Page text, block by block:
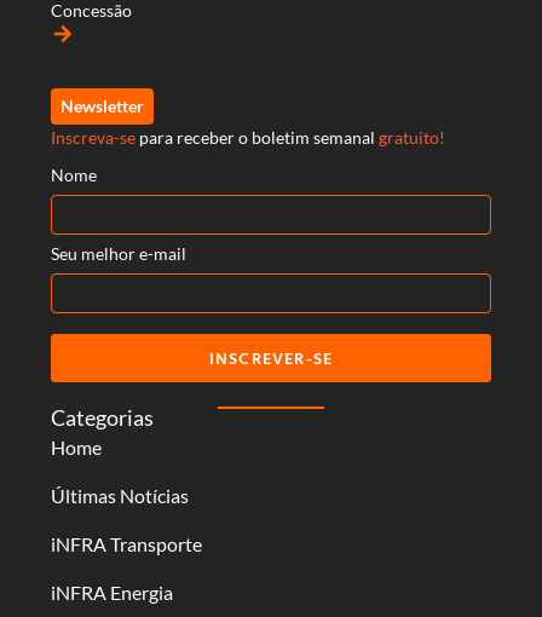
Categorias
Home
Últimas Notícias
iNFRA Transporte
iNFRA Energia
Concessão
arrow_forward
Newsletter
Inscreva-se para receber o boletim semanal gratuito!
Nome
Seu melhor e-mail
INSCREVER-SE